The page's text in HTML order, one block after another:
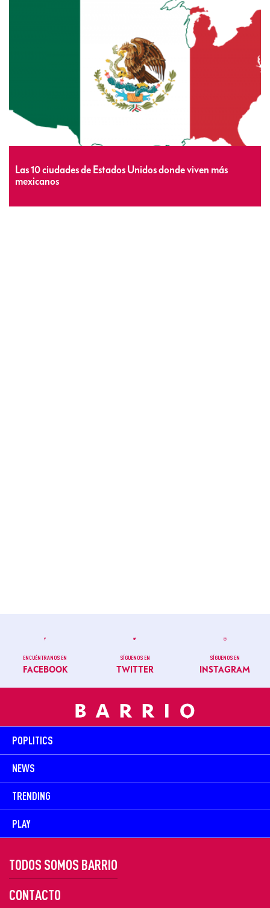
Las 10 ciudades de Estados Unidos donde viven más
mexicanos
ENCUÉNTRANOS EN
FACEBOOK
SÍGUENOS EN
TWITTER
SÍGUENOS EN
INSTAGRAM
POPLITICS
NEWS
TRENDING
PLAY
TODOS SOMOS BARRIO
CONTACTO